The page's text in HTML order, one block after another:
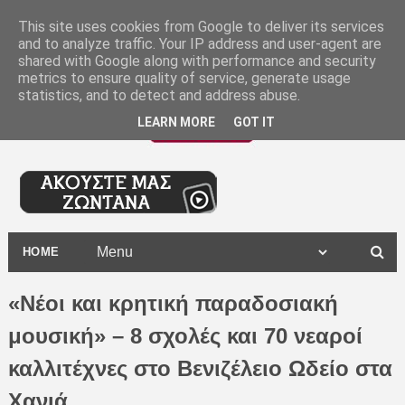
HOME
«Νέοι και κρητική παραδοσιακή
μουσική» – 8 σχολές και 70 νεαροί
καλλιτέχνες στο Βενιζέλειο Ωδείο στα
This site uses cookies from Google to deliver its services
and to analyze traffic. Your IP address and user-agent are
shared with Google along with performance and security
metrics to ensure quality of service, generate usage
statistics, and to detect and address abuse.
LEARN MORE GOT IT